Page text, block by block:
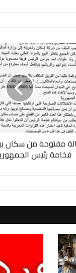
مفتوحة من سكان
فخامة رئيس